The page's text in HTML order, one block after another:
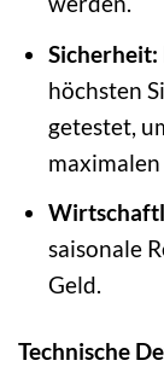
Sicherheit:
höchsten
getestet,
maximalen
saisonale
Geld.
Technische